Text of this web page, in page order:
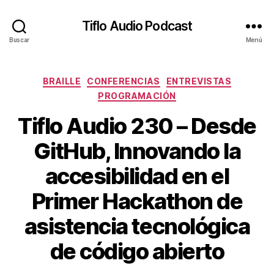
Buscar
Tiflo Audio Podcast
Menú
Categorías
BRAILLE CONFERENCIAS
ENTREVISTAS
PROGRAMACIÓN
Tiflo Audio 230 – Desde
GitHub, Innovando la
accesibilidad en el
Primer Hackathon de
asistencia tecnológica
de código abierto